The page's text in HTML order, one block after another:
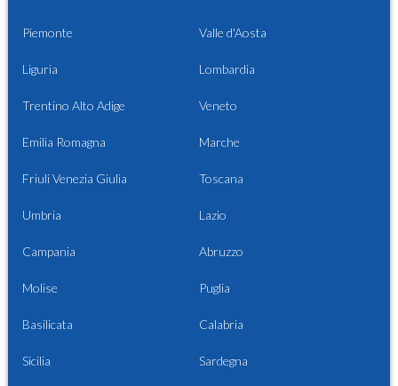
Piemonte Valle d'Aosta
Liguria Lombardia
Trentino Alto Adige Veneto
Emilia Romagna Marche
Friuli Venezia Giulia Toscana
Umbria Lazio
Campania Abruzzo
Molise Puglia
Basilicata Calabria
Sicilia Sardegna